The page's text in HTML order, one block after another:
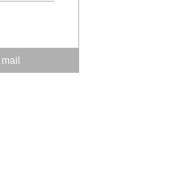
mail